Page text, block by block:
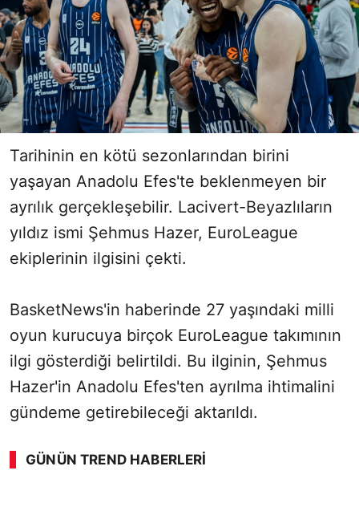
Tarihinin en kötü sezonlarından birini
yaşayan Anadolu Efes'te beklenmeyen bir
ayrılık gerçekleşebilir. Lacivert-Beyazlıların
yıldız ismi Şehmus Hazer, EuroLeague
ekiplerinin ilgisini çekti.
BasketNews'in haberinde 27 yaşındaki milli
oyun kurucuya birçok EuroLeague takımının
ilgi gösterdiği belirtildi. Bu ilginin, Şehmus
Hazer'in Anadolu Efes'ten ayrılma ihtimalini
gündeme getirebileceği aktarıldı.
GÜNÜN TREND HABERLERI